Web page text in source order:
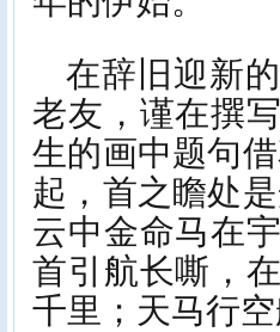
在辞旧迎新
老友，谨在撰
生的画中题句
起，首之瞻处
云中金命马在
首引航长嘶，
千里；天马行